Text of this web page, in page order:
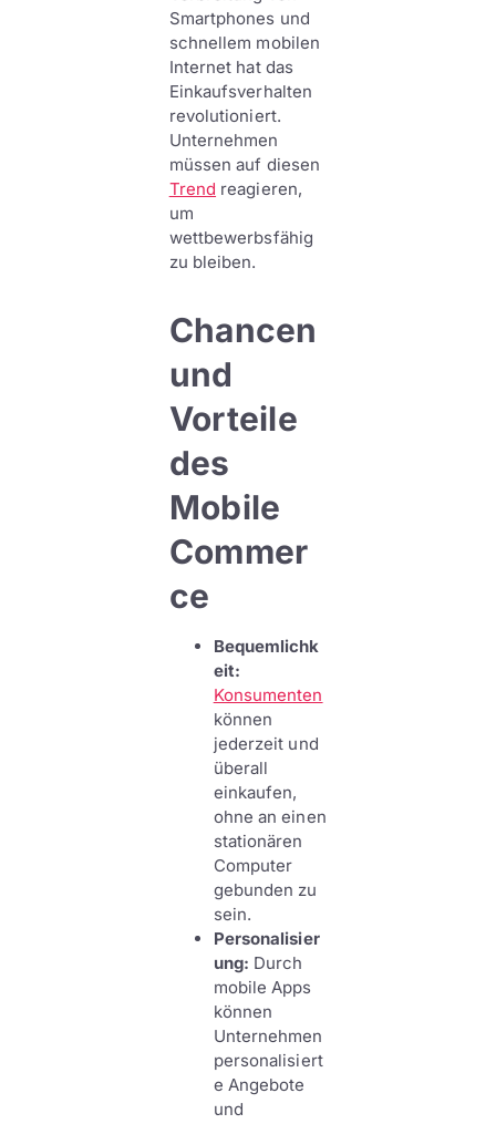
Smartphones und
schnellem mobilen
Internet hat das
Einkaufsverhalten
revolutioniert.
Unternehmen
müssen auf diesen
Trend reagieren,
um
wettbewerbsfähig
zu bleiben.
Chancen
und
Vorteile
des
Mobile
Commer
ce
Bequemlichk
eit:
Konsumenten
können
jederzeit und
überall
einkaufen,
ohne an einen
stationären
Computer
gebunden zu
sein.
Personalisier
ung: Durch
mobile Apps
können
Unternehmen
personalisiert
e Angebote
und